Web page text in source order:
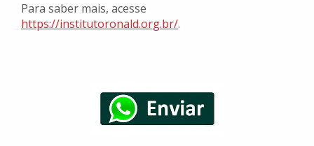
Para saber mais, acesse
https://institutoronald.org.br/.